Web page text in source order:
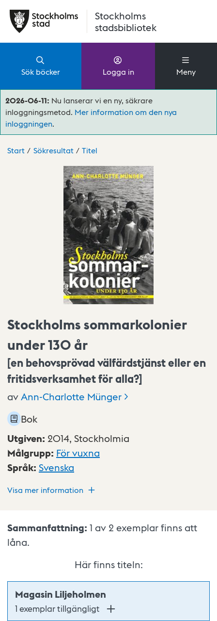
Stockholms
stadsbibliotek
Sök böcker Logga in Meny
2026-06-11: Nu lanserar vi en ny, säkrare
inloggningsmetod. Mer information om den nya
inloggningen.
Start Sökresultat Titel
Stockholms sommarkolonier
under 130 år
[en behovsprövad välfärdstjänst eller en
fritidsverksamhet för alla?]
avAnn-Charlotte Münger
Bok
Utgiven: 2014, Stockholmia
Målgrupp: För vuxna
Språk: Svenska
Visa mer information
Sammanfattning: 1 av 2 exemplar finns att
låna.
Här finns titeln:
Magasin Liljeholmen
1 exemplar tillgängligt